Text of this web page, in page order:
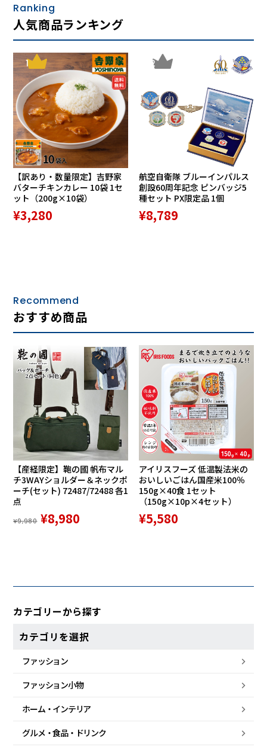
カテゴリーから探す
カテゴリを選択
ファッション
ファッション小物
ホーム・ インテリア
グルメ・食品・ ドリンク
Ranking
人気商品ランキング
1
【訳あり・数量限定】吉野家
バターチキンカレー 10袋 1セ
ット（200g×10袋）
¥3,280
2
航空自衛隊 ブルーインパルス
創設60周年記念 ピンバッジ5
種セット PX限定品 1個
¥8,789
Recommend
おすすめ商品
【産経限定】鞄の國 帆布マル
チ3WAYショルダー＆ネックポ
ーチ(セット) 72487/72488 各1
点
¥9,980 ¥8,980
アイリスフーズ 低温製法米の
おいしいごはん国産米100％
150g×40食 1セット
（150g×10p×4セット）
¥5,580